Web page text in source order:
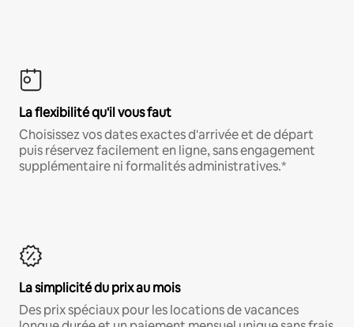
La flexibilité qu'il vous faut
Choisissez vos dates exactes d'arrivée et de départ
puis réservez facilement en ligne, sans engagement
supplémentaire ni formalités administratives.*
La simplicité du prix au mois
Des prix spéciaux pour les locations de vacances